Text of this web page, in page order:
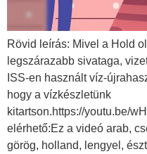
Rövid leírás: Mivel a Hold
legszárazabb sivataga,
ISS-en használt víz-
hogy a vízkészletünk
kitartson.https://youtu.be/
elérhető:Ez a videó arab,
görög, holland, lengyel,